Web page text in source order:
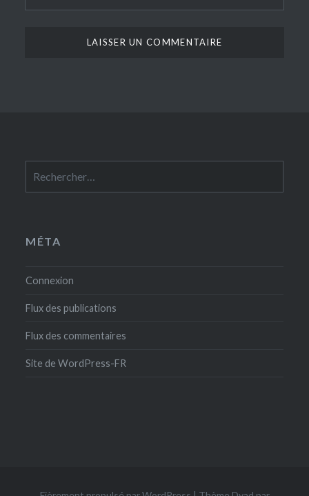
MÉTA
Connexion
Flux des publications
Flux des commentaires
Site de WordPress-FR